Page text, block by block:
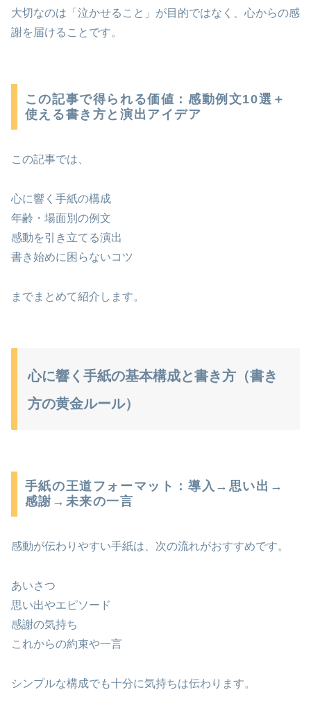
大切なのは「泣かせること」が目的ではなく、心からの感
謝を届けることです。
この記事で得られる価値：感動例文10選＋
使える書き方と演出アイデア
この記事では、
心に響く手紙の構成
年齢・場面別の例文
感動を引き立てる演出
書き始めに困らないコツ
までまとめて紹介します。
心に響く手紙の基本構成と書き方（書き
方の黄金ルール）
手紙の王道フォーマット：導入→思い出→
感謝→未来の一言
感動が伝わりやすい手紙は、次の流れがおすすめです。
あいさつ
思い出やエピソード
感謝の気持ち
これからの約束や一言
シンプルな構成でも十分に気持ちは伝わります。